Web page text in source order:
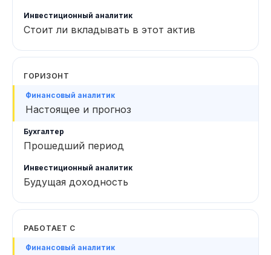
Стоит ли вкладывать в этот актив
ГОРИЗОНТ
Настоящее и прогноз
Прошедший период
Будущая доходность
РАБОТАЕТ С